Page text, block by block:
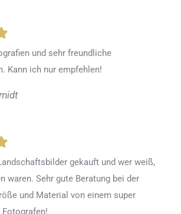
und sehr freundliche
Kann ich nur empfehlen!
gekauft und wer weiß,
waren. Sehr gute Beratung bei der
und Material von einem super